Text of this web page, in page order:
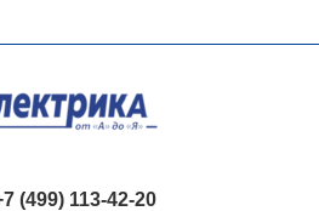
(499) 113-42-20